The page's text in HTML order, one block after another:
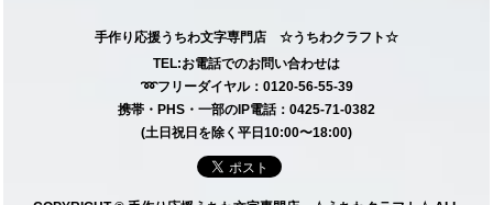
手作り応援うちわ文字専門店 ☆うちわクラフト☆
TEL:お電話でのお問い合わせは
➿フリーダイヤル：0120-56-55-39
携帯・PHS・一部のIP電話：0425-71-0382
(土日祝日を除く平日10:00〜18:00)